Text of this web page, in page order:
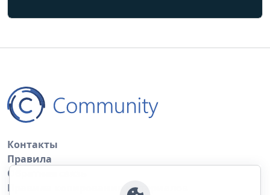
Контакты
Правила
Обратная связь
Правила копирования материалов